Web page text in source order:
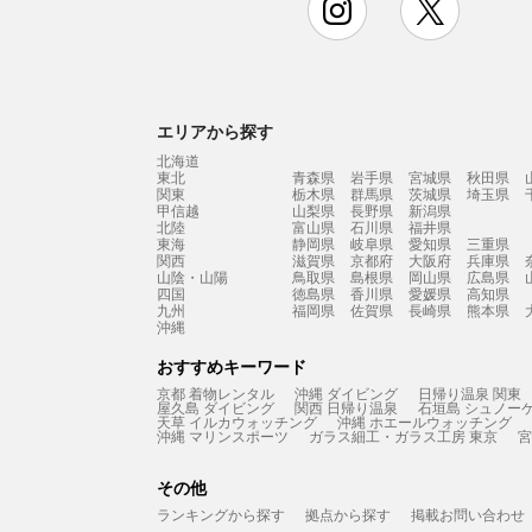
エリアから探す
北海道
東北
青森県 岩手県 宮城県 秋田県
関東
栃木県 群馬県 茨城県 埼玉県
甲信越
山梨県 長野県
新潟県
北陸
富山県 石川県
福井県
東海
静岡県 岐阜県 愛知県
三重県
関西
滋賀県 京都府 大阪府 兵庫県
山陰・山陽
鳥取県 島根県 岡山県 広島県
四国
徳島県 香川県 愛媛県
高知県
九州
福岡県 佐賀県 長崎県 熊本県
沖縄
おすすめキーワード
京都 着物レンタル 沖縄 ダイビング 日帰り温泉 関東
屋久島 ダイビング 関西 日帰り温泉 石垣島 シュノー
天草 イルカウォッチング 沖縄 ホエールウォッチング
沖縄 マリンスポーツ ガラス細工・ガラス工房 東京
その他
ランキングから探す 拠点から探す 掲載お問い合わせ